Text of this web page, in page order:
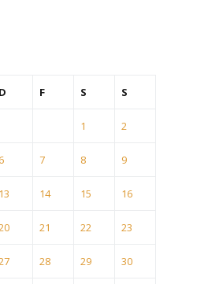
D F S S
1 2
6 7 8 9
13 14 15 16
21 22 23
28 29 30